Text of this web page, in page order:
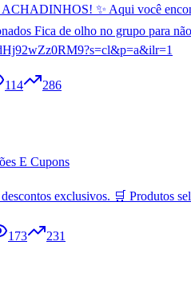
✨ Aqui você
Fica de olho no grupo para
114 286
E Cupons
exclusivos. 🛒 Produtos
173 231